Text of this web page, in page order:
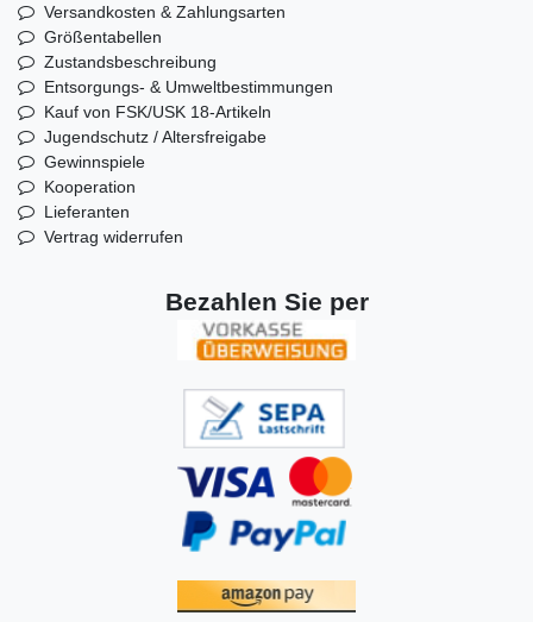
Versandkosten & Zahlungsarten
Größentabellen
Zustandsbeschreibung
Entsorgungs- & Umweltbestimmungen
Kauf von FSK/USK 18-Artikeln
Jugendschutz / Altersfreigabe
Gewinnspiele
Kooperation
Lieferanten
Vertrag widerrufen
Bezahlen Sie per